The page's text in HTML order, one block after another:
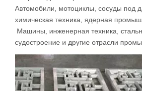
Образец и приложение
. Подходящий материал:
Эти конструкции плазменного фрека
работать на железной пластине,
железном листе, алюминиевом листе,
листе, сотней стальных пластинах,
пластинах. 、 Гальванизированные